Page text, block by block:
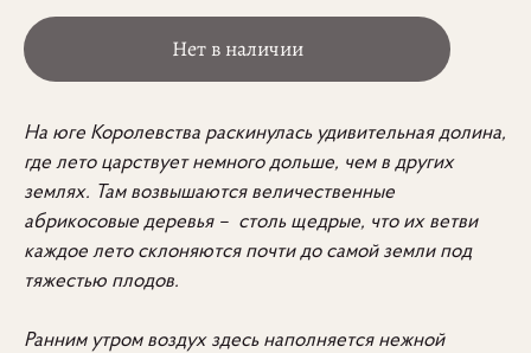
Нет в наличии
На юге Королевства раскинулась удивительная долина,
где лето царствует немного дольше, чем в других
землях. Там возвышаются величественные
абрикосовые деревья – столь щедрые, что их ветви
каждое лето склоняются почти до самой земли под
тяжестью плодов.
Ранним утром воздух здесь наполняется нежной